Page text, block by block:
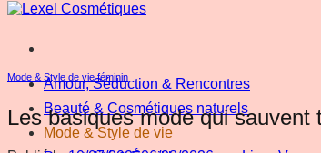
Amour, Séduction & Rencontres
Beauté & Cosmétiques naturels
Mode & Style de vie
Mode & Style de vie féminin
Les basiques mode qui sauvent